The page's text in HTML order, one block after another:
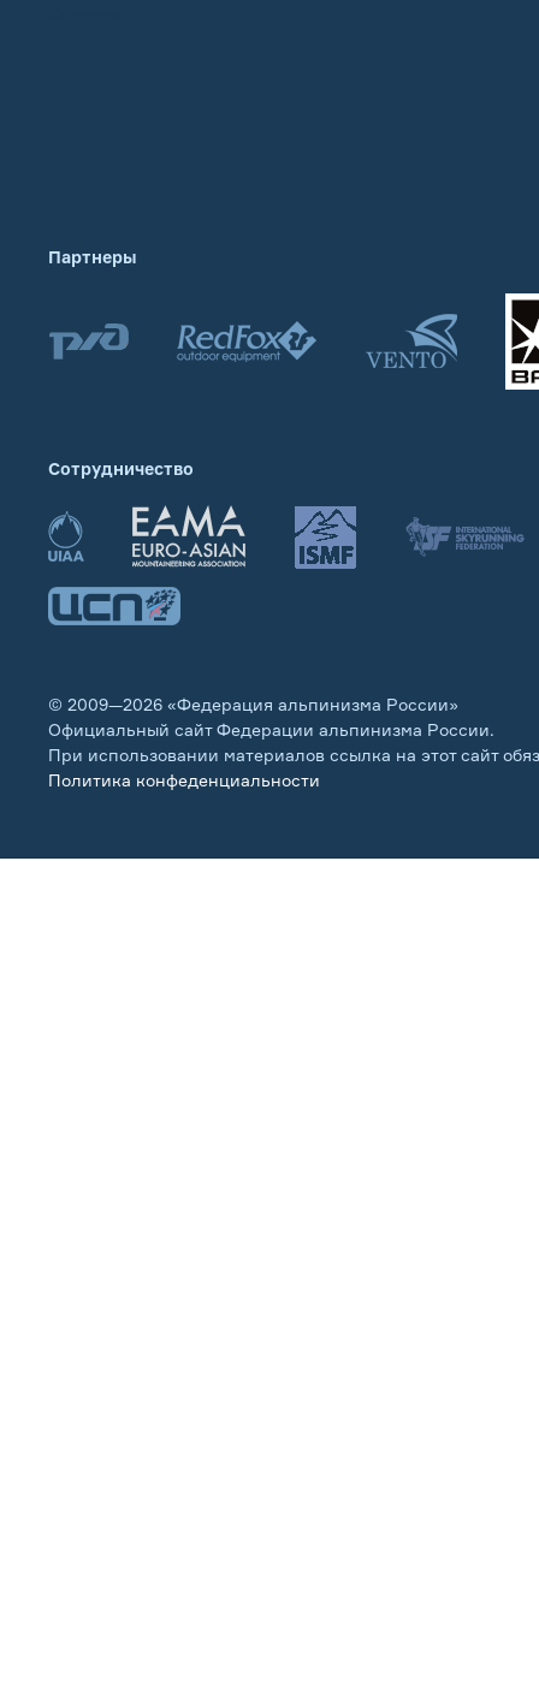
Партнеры
Сотрудничество
© 2009—2026 «Федерация альпинизма России»
Официальный сайт Федерации альпинизма России.
При использовании материалов ссылка на этот сайт
Политика конфеденциальности